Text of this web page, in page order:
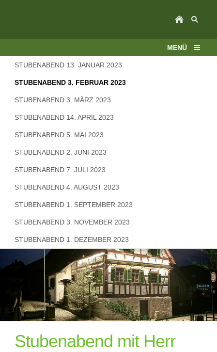
MENÜ
STUBENABEND 13. JANUAR 2023
STUBENABEND 3. FEBRUAR 2023
STUBENABEND 3. MÄRZ 2023
STUBENABEND 14. APRIL 2023
STUBENABEND 5. MAI 2023
STUBENABEND 2. JUNI 2023
STUBENABEND 7. JULI 2023
STUBENABEND 4. AUGUST 2023
STUBENABEND 1. SEPTEMBER 2023
STUBENABEND 3. NOVEMBER 2023
STUBENABEND 1. DEZEMBER 2023
Stubenabend mit Herr